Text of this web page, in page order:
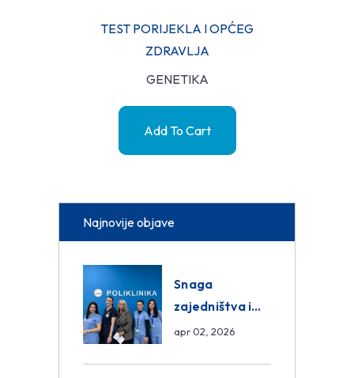
TEST PORIJEKLA I OPĆEG
ZDRAVLJA
GENETIKA
Add To Cart
Najnovije objave
Snaga
zajedništva i
razmjena
apr 02, 2026